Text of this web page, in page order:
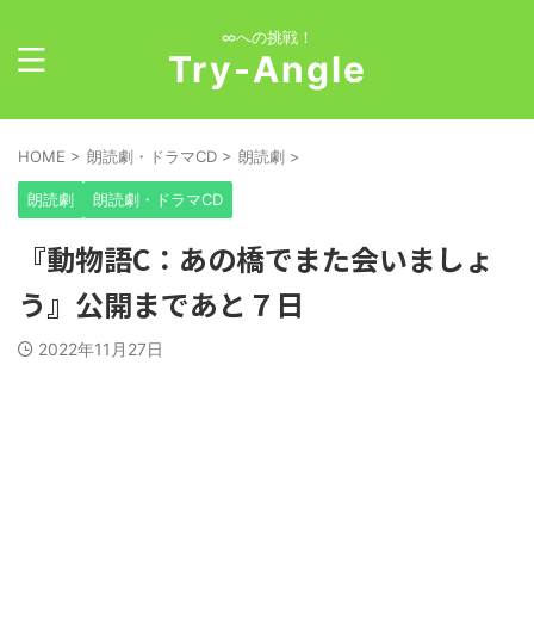
∞への挑戦！
Try-Angle
HOME > 朗読劇・ドラマCD > 朗読劇 >
朗読劇 朗読劇・ドラマCD
『動物語C：あの橋でまた会いましょ
う』公開まであと７日
2022年11月27日